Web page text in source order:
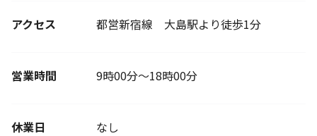
アクセス 都営新宿線 大島駅より徒歩1分
営業時間 9時00分～18時00分
休業日 なし